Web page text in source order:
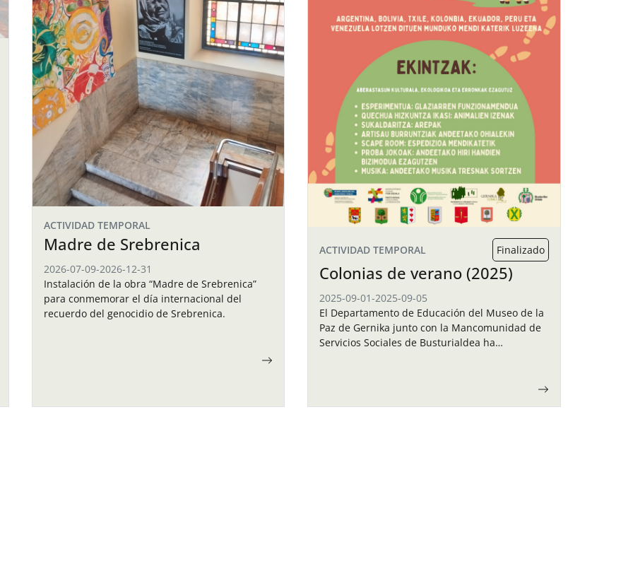
ACTIVIDAD TEMPORAL
Madre de Srebrenica
2026-07-09-2026-12-31
Instalación de la obra “Madre de Srebrenica”
para conmemorar el día internacional del
recuerdo del genocidio de Srebrenica.
ACTIVIDAD TEMPORAL Finalizado
Colonias de verano (2025)
2025-09-01-2025-09-05
El Departamento de Educación del Museo de la
Paz de Gernika junto con la Mancomunidad de
Servicios Sociales de Busturialdea ha